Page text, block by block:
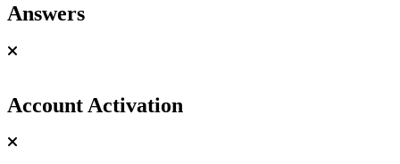
Answers
Account Activation